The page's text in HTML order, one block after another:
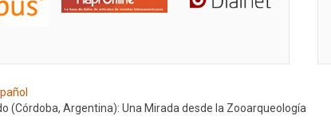
(Córdoba, Argentina): Una Mirada desde la Zooarqueología